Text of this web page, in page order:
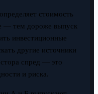
стоимость
— тем дороже выпуск
инвестиционные
другие источники
спред — это
и риска.